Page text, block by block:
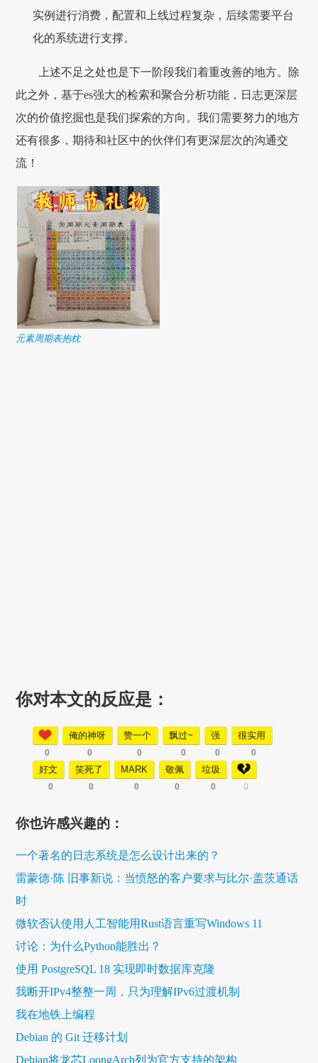
实例进行消费，配置和上线过程复杂，后续需要平台
化的系统进行支撑。
上述不足之处也是下一阶段我们着重改善的地方。除
此之外，基于es强大的检索和聚合分析功能，日志更深层
次的价值挖掘也是我们探索的方向。我们需要努力的地方
还有很多，期待和社区中的伙伴们有更深层次的沟通交
流！
元素周期表抱枕
你对本文的反应是：
0
俺的神呀
0
赞一个
0
飘过~
0
强
0
很实用
0
好文
0
笑死了
0
MARK
0
敬佩
0
垃圾
0 0
你也许感兴趣的：
一个著名的日志系统是怎么设计出来的？
雷蒙德·陈 旧事新说：当愤怒的客户要求与比尔·盖茨通话
时
微软否认使用人工智能用Rust语言重写Windows 11
讨论：为什么Python能胜出？
使用 PostgreSQL 18 实现即时数据库克隆
我断开IPv4整整一周，只为理解IPv6过渡机制
我在地铁上编程
Debian 的 Git 迁移计划
Debian将龙芯LoongArch列为官方支持的架构